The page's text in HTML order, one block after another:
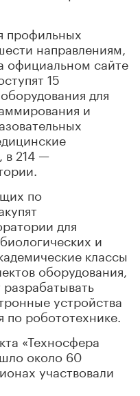
профильных
направлениям,
официальном сайте
15
для
и
в 214 —
по
для
и
классы
оборудования,
устройства
по робототехнике.
«Техносфера
около 60
участвовали